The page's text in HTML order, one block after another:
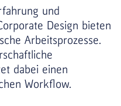
und
Design bieten
Arbeitsprozesse.
dabei einen
Workflow.